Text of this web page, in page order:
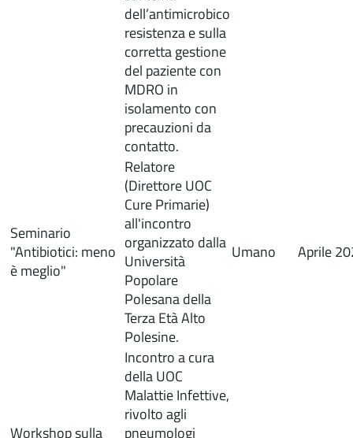
dell’antimicrobico
resistenza e sulla
corretta gestione
del paziente con
MDRO in
isolamento con
precauzioni da
contatto.
Seminario
"Antibiotici: meno
è meglio"
Relatore
(Direttore UOC
Cure Primarie)
all'incontro
organizzato dalla
Università
Popolare
Polesana della
Terza Età Alto
Polesine.
Umano Aprile
Workshop sulla
Incontro a cura
della UOC
Malattie Infettive,
rivolto agli
pneumologi